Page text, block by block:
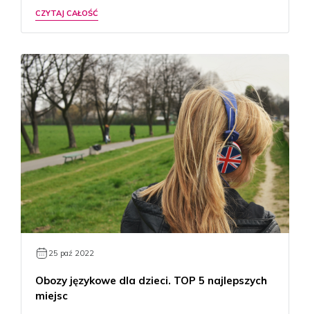
CZYTAJ CAŁOŚĆ
25 paź 2022
Obozy językowe dla dzieci. TOP 5 najlepszych
miejsc